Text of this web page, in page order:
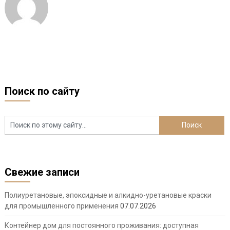
Поиск по сайту
Свежие записи
Полиуретановые, эпоксидные и алкидно-уретановые краски
для промышленного применения 07.07.2026
Контейнер дом для постоянного проживания: доступная